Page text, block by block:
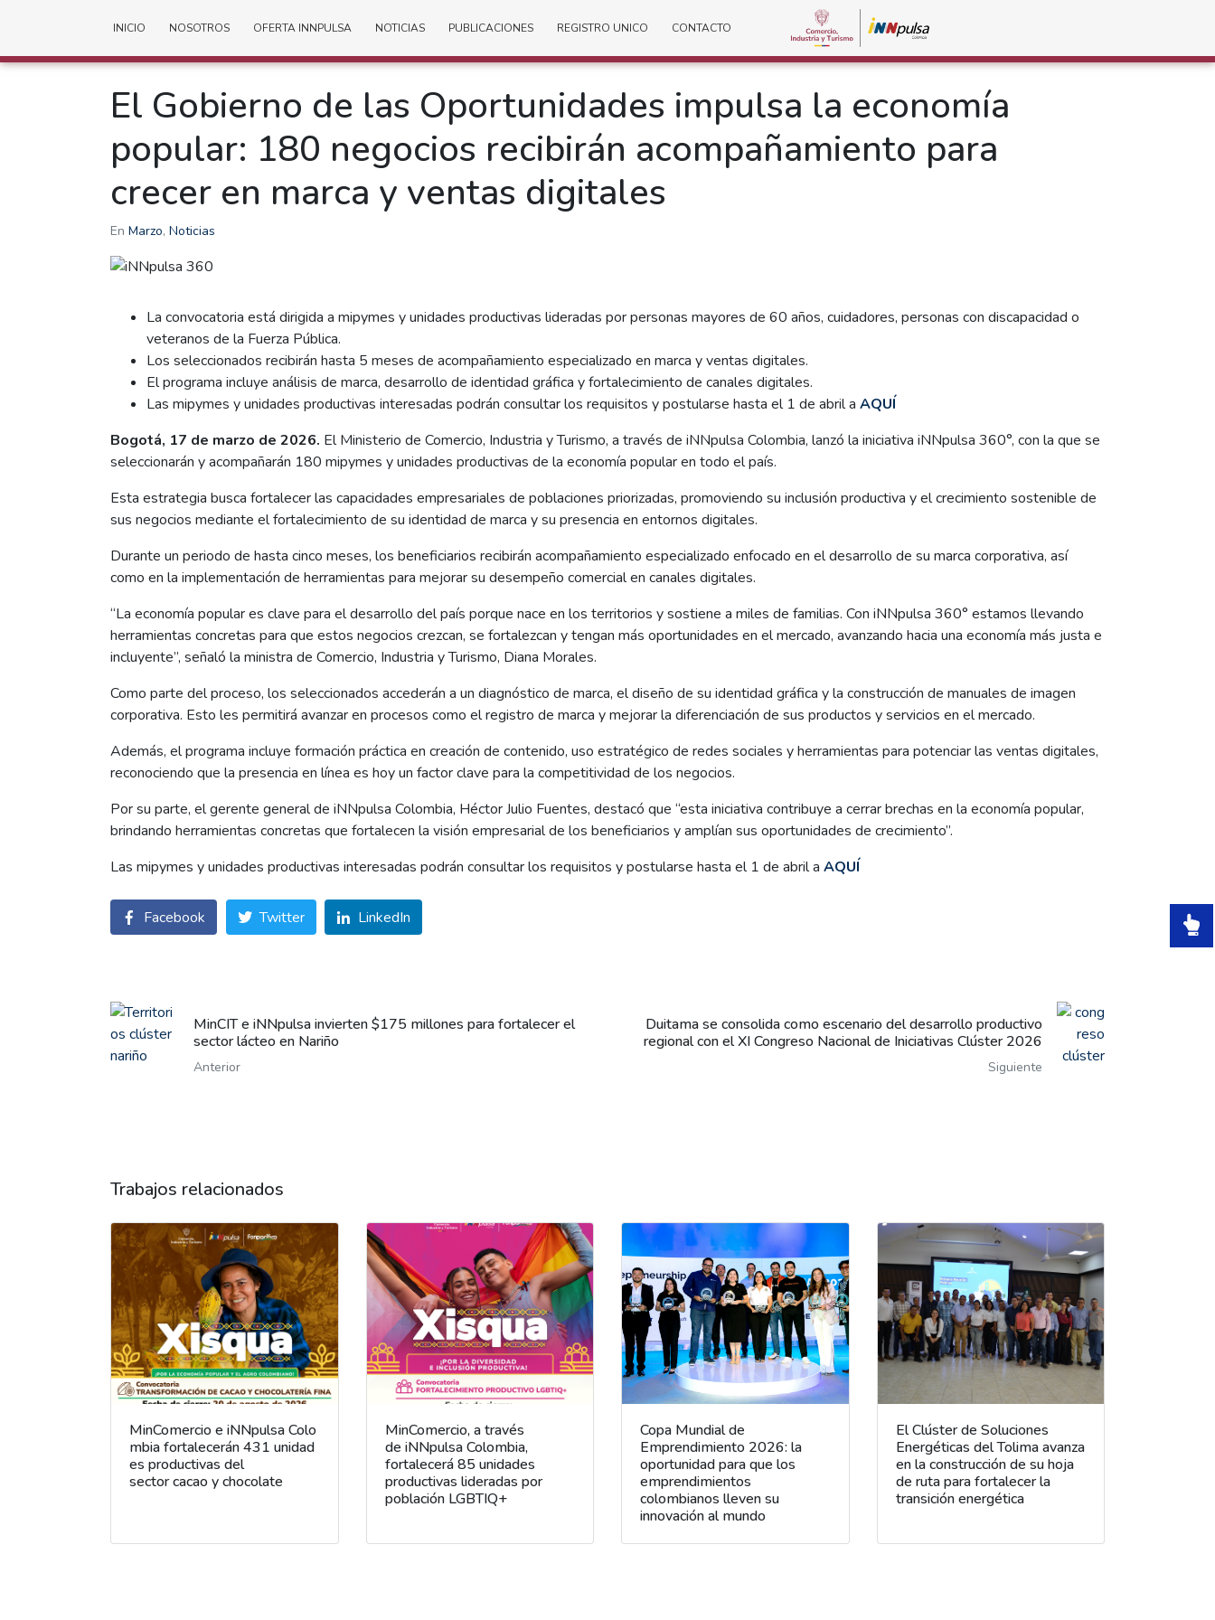
INICIO NOSOTROS OFERTA INNPULSA NOTICIAS PUBLICACIONES REGISTRO UNICO CONTACTO
El Gobierno de las Oportunidades impulsa la economía
popular: 180 negocios recibirán acompañamiento para
crecer en marca y ventas digitales
En Marzo, Noticias
La convocatoria está dirigida a mipymes y unidades productivas lideradas por personas mayores de 60 años, cuidadores, personas con discapacidad o
veteranos de la Fuerza Pública.
Los seleccionados recibirán hasta 5 meses de acompañamiento especializado en marca y ventas digitales.
El programa incluye análisis de marca, desarrollo de identidad gráfica y fortalecimiento de canales digitales.
Las mipymes y unidades productivas interesadas podrán consultar los requisitos y postularse hasta el 1 de abril a AQUÍ
Bogotá, 17 de marzo de 2026. El Ministerio de Comercio, Industria y Turismo, a través de iNNpulsa Colombia, lanzó la iniciativa iNNpulsa 360°, con la que se
seleccionarán y acompañarán 180 mipymes y unidades productivas de la economía popular en todo el país.
Esta estrategia busca fortalecer las capacidades empresariales de poblaciones priorizadas, promoviendo su inclusión productiva y el crecimiento sostenible de
sus negocios mediante el fortalecimiento de su identidad de marca y su presencia en entornos digitales.
Durante un periodo de hasta cinco meses, los beneficiarios recibirán acompañamiento especializado enfocado en el desarrollo de su marca corporativa, así
como en la implementación de herramientas para mejorar su desempeño comercial en canales digitales.
“La economía popular es clave para el desarrollo del país porque nace en los territorios y sostiene a miles de familias. Con iNNpulsa 360° estamos llevando
herramientas concretas para que estos negocios crezcan, se fortalezcan y tengan más oportunidades en el mercado, avanzando hacia una economía más justa e
incluyente”, señaló la ministra de Comercio, Industria y Turismo, Diana Morales.
Como parte del proceso, los seleccionados accederán a un diagnóstico de marca, el diseño de su identidad gráfica y la construcción de manuales de imagen
corporativa. Esto les permitirá avanzar en procesos como el registro de marca y mejorar la diferenciación de sus productos y servicios en el mercado.
Además, el programa incluye formación práctica en creación de contenido, uso estratégico de redes sociales y herramientas para potenciar las ventas digitales,
reconociendo que la presencia en línea es hoy un factor clave para la competitividad de los negocios.
Por su parte, el gerente general de iNNpulsa Colombia, Héctor Julio Fuentes, destacó que “esta iniciativa contribuye a cerrar brechas en la economía popular,
brindando herramientas concretas que fortalecen la visión empresarial de los beneficiarios y amplían sus oportunidades de crecimiento”.
Las mipymes y unidades productivas interesadas podrán consultar los requisitos y postularse hasta el 1 de abril a AQUÍ
Facebook Twitter LinkedIn
MinCIT e iNNpulsa invierten $175 millones para fortalecer el
sector lácteo en Nariño
Anterior
Duitama se consolida como escenario del desarrollo productivo
regional con el XI Congreso Nacional de Iniciativas Clúster 2026
Siguiente
Trabajos relacionados
MinComercio e iNNpulsa Colo
mbia fortalecerán 431 unidad
es productivas del
sector cacao y chocolate
MinComercio, a través
de iNNpulsa Colombia,
fortalecerá 85 unidades
productivas lideradas por
población LGBTIQ+
Copa Mundial de
Emprendimiento 2026: la
oportunidad para que los
emprendimientos
colombianos lleven su
innovación al mundo
El Clúster de Soluciones
Energéticas del Tolima avanza
en la construcción de su hoja
de ruta para fortalecer la
transición energética